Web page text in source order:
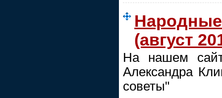
(август
На нашем
Александра
советы"